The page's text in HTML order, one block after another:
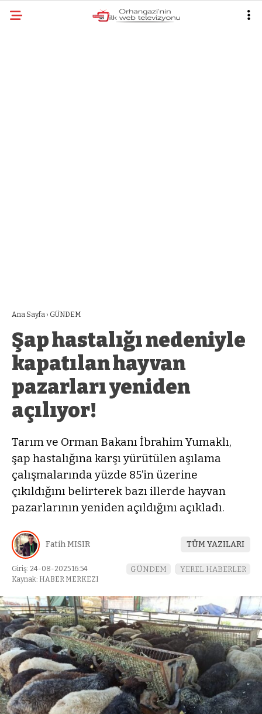
Ana Sayfa › GÜNDEM
Şap hastalığı nedeniyle
kapatılan hayvan
pazarları yeniden
açılıyor!
Tarım ve Orman Bakanı İbrahim Yumaklı,
şap hastalığına karşı yürütülen aşılama
çalışmalarında yüzde 85’in üzerine
çıkıldığını belirterek bazı illerde hayvan
pazarlarının yeniden açıldığını açıkladı.
Fatih MISIR TÜM YAZILARI
Giriş: 24-08-2025 16:54
Kaynak: HABER MERKEZI
GÜNDEM YEREL HABERLER